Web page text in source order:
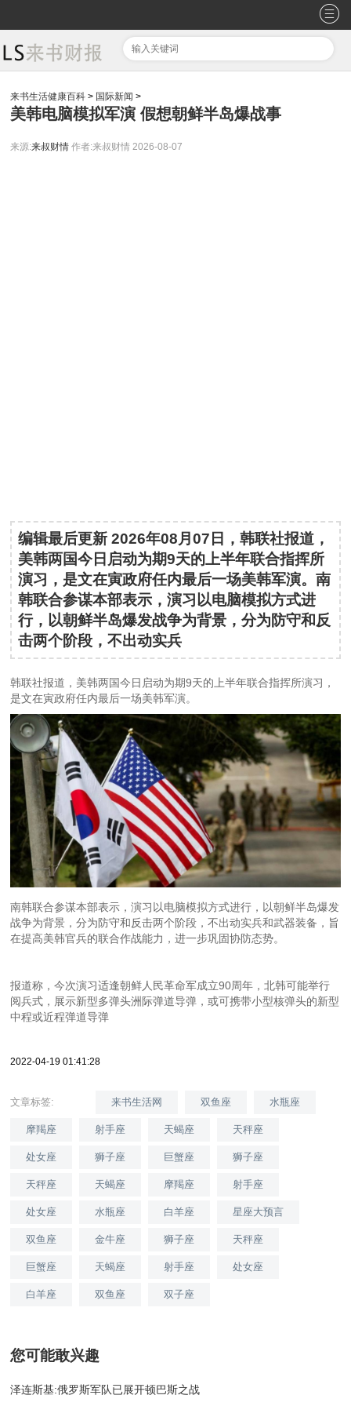
来书生活健康百科 > 国际新闻 >
美韩电脑模拟军演 假想朝鲜半岛爆战事
来源:来叔财情 作者:来叔财情 2026-08-07
编辑最后更新 2026年08月07日，韩联社报道，
美韩两国今日启动为期9天的上半年联合指挥所
演习，是文在寅政府任内最后一场美韩军演。南
韩联合参谋本部表示，演习以电脑模拟方式进
行，以朝鲜半岛爆发战争为背景，分为防守和反
击两个阶段，不出动实兵
韩联社报道，美韩两国今日启动为期9天的上半年联合指挥所演习，
是文在寅政府任内最后一场美韩军演。
南韩联合参谋本部表示，演习以电脑模拟方式进行，以朝鲜半岛爆发
战争为背景，分为防守和反击两个阶段，不出动实兵和武器装备，旨
在提高美韩官兵的联合作战能力，进一步巩固协防态势。
报道称，今次演习适逢朝鲜人民革命军成立90周年，北韩可能举行
阅兵式，展示新型多弹头洲际弹道导弹，或可携带小型核弹头的新型
中程或近程弹道导弹
2022-04-19 01:41:28
文章标签: 来书生活网 双鱼座 水瓶座
摩羯座 射手座 天蝎座 天秤座
处女座 狮子座 巨蟹座 狮子座
天秤座 天蝎座 摩羯座 射手座
处女座 水瓶座 白羊座 星座大预言
双鱼座 金牛座 狮子座 天秤座
巨蟹座 天蝎座 射手座 处女座
白羊座 双鱼座 双子座
您可能敢兴趣
泽连斯基:俄罗斯军队已展开顿巴斯之战